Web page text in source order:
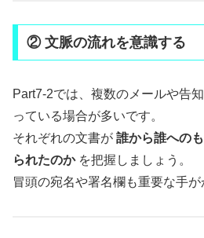
② 文脈の流れを意識する
Part7-2では、複数のメールや告
っている場合が多いです。
それぞれの文書が 誰から誰への
られたのかを把握しましょう。
冒頭の宛名や署名欄も重要な手が